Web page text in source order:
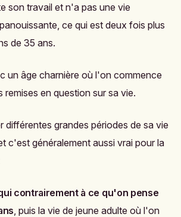
son travail et n'a pas une vie
ce qui est deux fois plus
de 35 ans.
un âge charnière où l'on commence
remises en question sur sa vie.
différentes grandes périodes de sa vie
c'est généralement aussi vrai pour la
contrairement à ce qu'on pense
, puis la vie de jeune adulte où l'on